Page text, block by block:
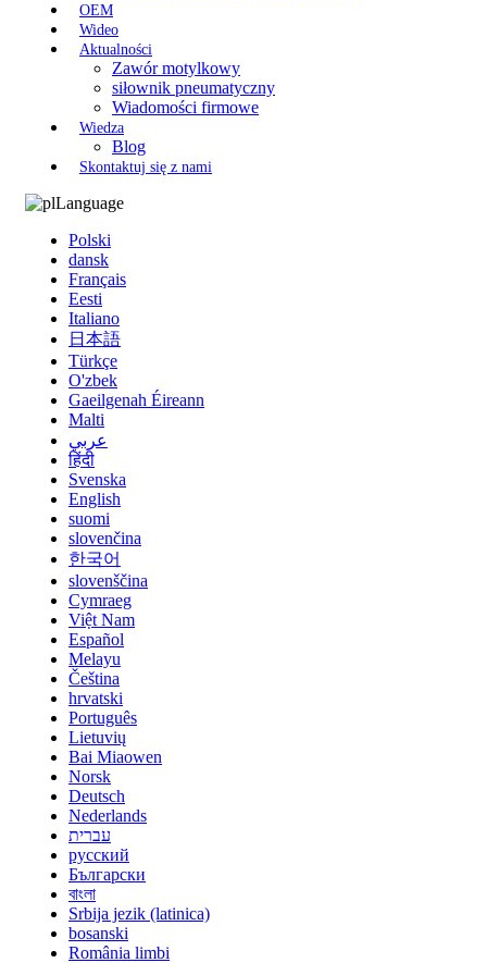
OEM
Wideo
Aktualności
Zawór motylkowy
siłownik pneumatyczny
Wiadomości firmowe
Wiedza
Blog
Skontaktuj się z nami
Language
Polski
dansk
Français
Eesti
Italiano
日本語
Türkçe
O'zbek
Gaeilgenah Éireann
Malti
عربي
हिंदी
Svenska
English
suomi
slovenčina
한국어
slovenščina
Cymraeg
Việt Nam
Español
Melayu
Čeština
hrvatski
Português
Lietuvių
Bai Miaowen
Norsk
Deutsch
Nederlands
עברית
русский
Български
বাংলা
Srbija jezik (latinica)
bosanski
România limbi